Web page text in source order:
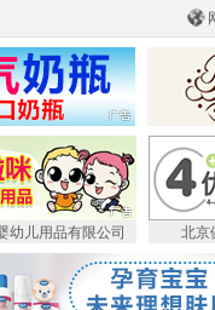
幼儿用品有限公司 北京